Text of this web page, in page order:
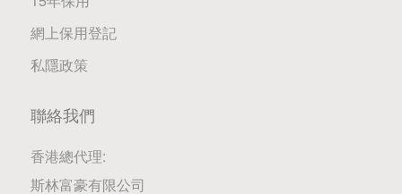
網上保用登記
私隱政策
聯絡我們
香港總代理:
斯林富豪有限公司